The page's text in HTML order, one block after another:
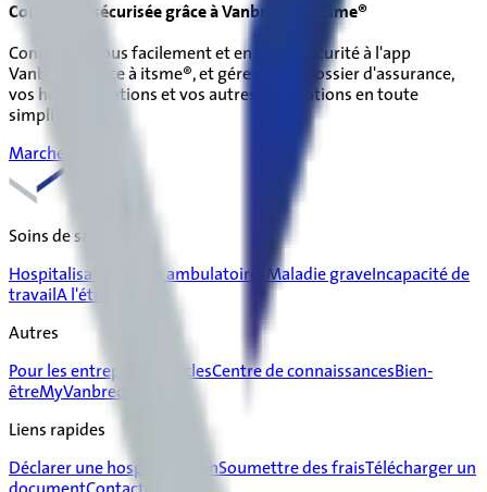
Connexion sécurisée grâce à Vanbreda et itsme®
Connectez-vous facilement et en toute sécurité à l'app
Vanbreda grâce à itsme®, et gérez votre dossier d'assurance,
vos hospitalisations et vos autres déclarations en toute
simplicité.
Marche à suivre
Soins de santé
Hospitalisation Soins ambulatoires Maladie grave Incapacité de
travail A l'étranger
Autres
Pour les entreprises ArticlesCentre de connaissancesBien-
êtreMyVanbreda
Liens rapides
Déclarer une hospitalisationSoumettre des fraisTélécharger un